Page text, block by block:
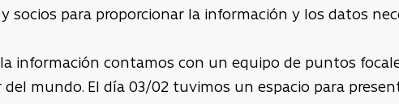
socios para proporcionar la información y los datos
información contamos con un equipo de puntos
del mundo. El día 03/02 tuvimos un espacio para